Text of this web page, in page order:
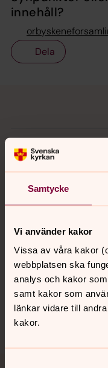
Samtycke
Vi använder kakor
Vissa av våra kakor
webbplatsen ska
analys och kakor
samt kakor som
länkar vidare till
kakor.
innehåll?
Dela
Kontakt
Kalender
Hitta snabbt
Sociala kanaler